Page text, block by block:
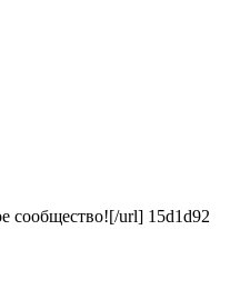
сообщество![/url] 15d1d92